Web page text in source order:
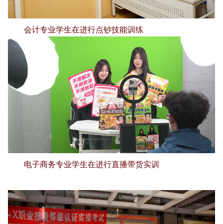
会计专业学生在进行点钞技能训练
电子商务专业学生在进行直播带货实训